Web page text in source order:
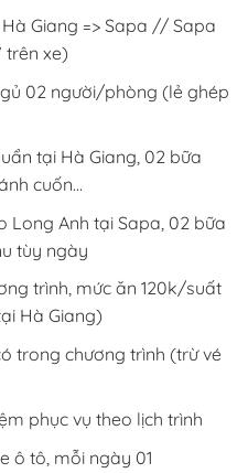
Giang => Sapa // Sapa
trên xe)
02 người/phòng (lẻ ghép
tại Hà Giang, 02 bữa
cuốn…
Long Anh tại Sapa, 02 bữa
tùy ngày
trình, mức ăn 120k/suất
Hà Giang)
trong chương trình (trừ vé
phục vụ theo lịch trình
ô tô, mỗi ngày 01